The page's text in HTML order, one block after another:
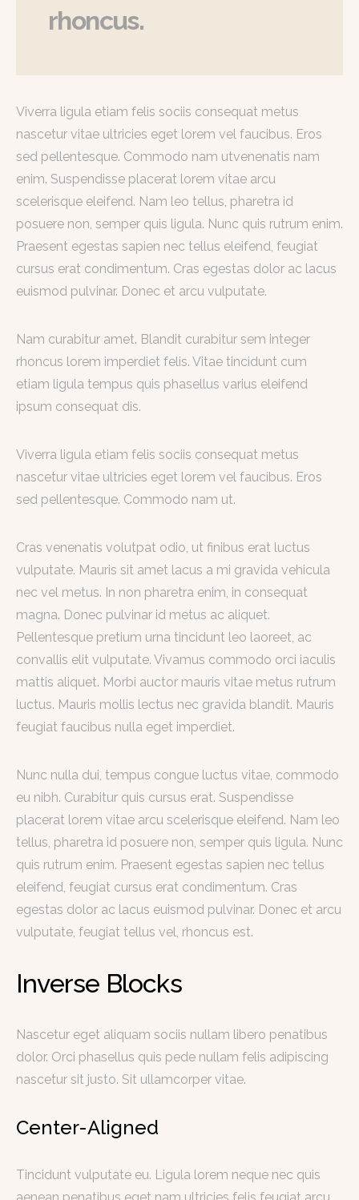
rhoncus.
Viverra ligula etiam felis sociis consequat metus
nascetur vitae ultricies eget lorem vel faucibus. Eros
sed pellentesque. Commodo nam utvenenatis nam
enim. Suspendisse placerat lorem vitae arcu
scelerisque eleifend. Nam leo tellus, pharetra id
posuere non, semper quis ligula. Nunc quis rutrum enim.
Praesent egestas sapien nec tellus eleifend, feugiat
cursus erat condimentum. Cras egestas dolor ac lacus
euismod pulvinar. Donec et arcu vulputate.
Nam curabitur amet. Blandit curabitur sem integer
rhoncus lorem imperdiet felis. Vitae tincidunt cum
etiam ligula tempus quis phasellus varius eleifend
ipsum consequat dis.
Viverra ligula etiam felis sociis consequat metus
nascetur vitae ultricies eget lorem vel faucibus. Eros
sed pellentesque. Commodo nam ut.
Cras venenatis volutpat odio, ut finibus erat luctus
vulputate. Mauris sit amet lacus a mi gravida vehicula
nec vel metus. In non pharetra enim, in consequat
magna. Donec pulvinar id metus ac aliquet.
Pellentesque pretium urna tincidunt leo laoreet, ac
convallis elit vulputate. Vivamus commodo orci iaculis
mattis aliquet. Morbi auctor mauris vitae metus rutrum
luctus. Mauris mollis lectus nec gravida blandit. Mauris
feugiat faucibus nulla eget imperdiet.
Nunc nulla dui, tempus congue luctus vitae, commodo
eu nibh. Curabitur quis cursus erat. Suspendisse
placerat lorem vitae arcu scelerisque eleifend. Nam leo
tellus, pharetra id posuere non, semper quis ligula. Nunc
quis rutrum enim. Praesent egestas sapien nec tellus
eleifend, feugiat cursus erat condimentum. Cras
egestas dolor ac lacus euismod pulvinar. Donec et arcu
vulputate, feugiat tellus vel, rhoncus est.
Inverse Blocks
Nascetur eget aliquam sociis nullam libero penatibus
dolor. Orci phasellus quis pede nullam felis adipiscing
nascetur sit justo. Sit ullamcorper vitae.
Center-Aligned
Tincidunt vulputate eu. Ligula lorem neque nec quis